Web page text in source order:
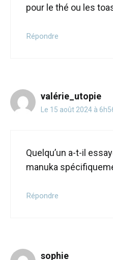
pour le thé ou les
Répondre
valérie_utopie
Le 15 août 2024 à
Quelqu’un a-t-il
manuka
Répondre
sophie